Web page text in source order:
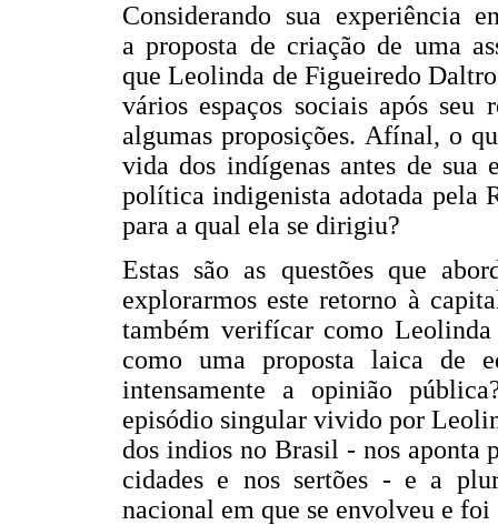
Considerando sua experiência
a proposta de criação de uma
que Leolinda de Figueiredo
vários espaços sociais após
algumas proposições. Afínal, o
vida dos indígenas antes de sua
política indigenista adotada pela
para a qual ela se dirigiu?
Estas são as questões que
explorarmos este retorno à
também verifícar como
como uma proposta laica de
intensamente a opinião
episódio singular vivido por
dos indios no Brasil - nos aponta
cidades e nos sertões - e a
nacional em que se envolveu e